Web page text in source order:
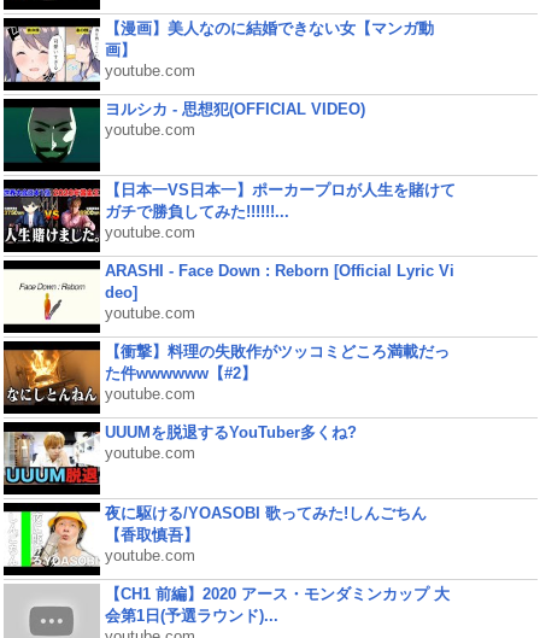
【漫画】美人なのに結婚できない女【マンガ動
画】
youtube.com
ヨルシカ - 思想犯(OFFICIAL VIDEO)
youtube.com
【日本一VS日本一】ポーカープロが人生を賭けて
ガチで勝負してみた!!!!!!...
youtube.com
ARASHI - Face Down : Reborn [Official Lyric Vi
deo]
youtube.com
【衝撃】料理の失敗作がツッコミどころ満載だっ
た件wwwwww【#2】
youtube.com
UUUMを脱退するYouTuber多くね?
youtube.com
夜に駆ける/YOASOBI 歌ってみた!しんごちん
【香取慎吾】
youtube.com
【CH1 前編】2020 アース・モンダミンカップ 大
会第1日(予選ラウンド)...